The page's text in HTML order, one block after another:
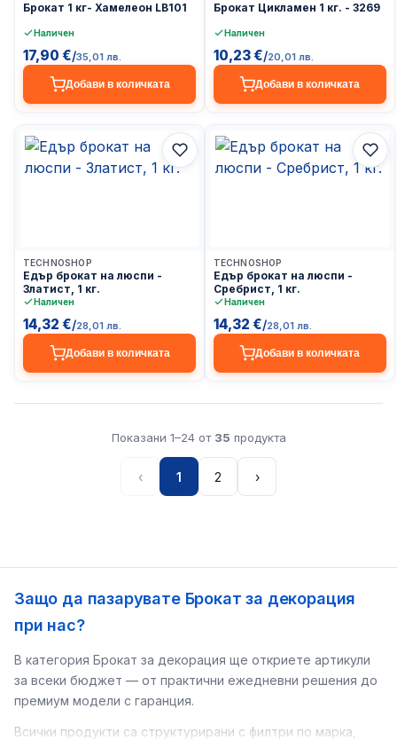
Брокат 1 кг- Хамелеон LB101
Наличен
17,90 €/35,01 лв.
Добави в количката
Брокат Цикламен 1 кг. - 3269
Наличен
10,23 €/20,01 лв.
Добави в количката
Доставка до 24ч
TECHNOSHOP
Едър брокат на люспи -
Златист, 1 кг.
Наличен
14,32 €/28,01 лв.
Добави в количката
Доставка до 24ч
TECHNOSHOP
Едър брокат на люспи -
Сребрист, 1 кг.
Наличен
14,32 €/28,01 лв.
Добави в количката
Показани 1–24 от 35 продукта
‹ 1 2 ›
Защо да пазарувате Брокат за декорация
при нас?
В категория Брокат за декорация ще откриете артикули
за всеки бюджет — от практични ежедневни решения до
премиум модели с гаранция.
Всички продукти са структурирани с филтри по марка,